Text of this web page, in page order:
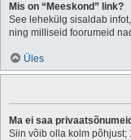
Mis on “Meeskond” link?
See lehekülg sisaldab
ning milliseid foorumeid
Üles
Ma ei saa
Siin võib olla kolm põhjust;